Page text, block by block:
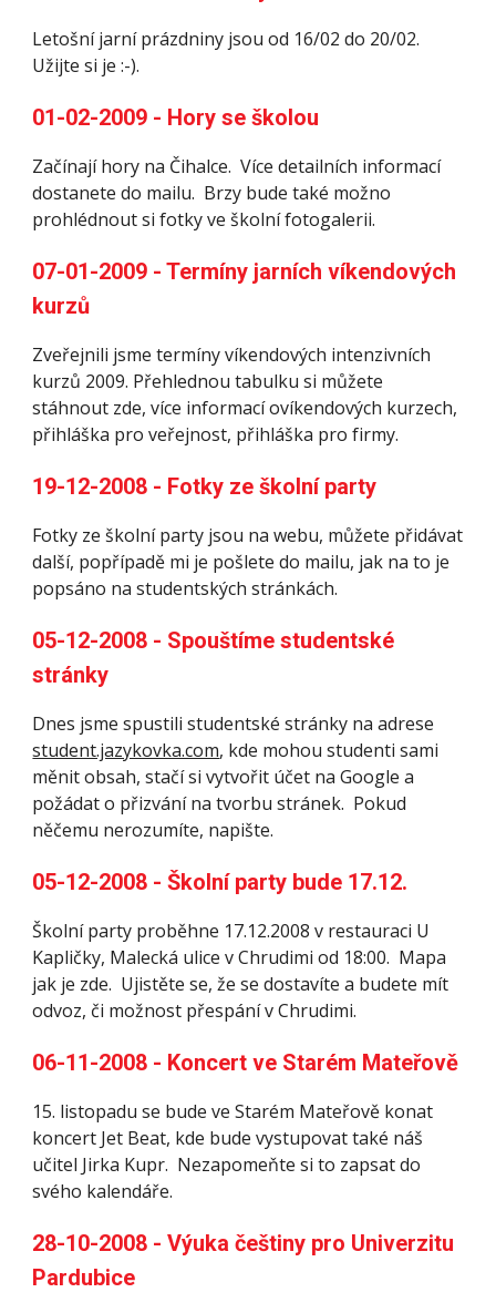
Letošní jarní prázdniny jsou od 16/02 do 20/02.
Užijte si je :-).
01-02-2009 - Hory se školou
Začínají hory na Čihalce.  Více detailních informací
dostanete do mailu.  Brzy bude také možno
prohlédnout si fotky ve školní fotogalerii.
07-01-2009 - Termíny jarních víkendových
kurzů
Zveřejnili jsme termíny víkendových intenzivních
kurzů 2009. Přehlednou tabulku si můžete
stáhnout zde, více informací ovíkendových kurzech,
přihláška pro veřejnost, přihláška pro firmy.
19-12-2008 - Fotky ze školní party
Fotky ze školní party jsou na webu, můžete přidávat
další, popřípadě mi je pošlete do mailu, jak na to je
popsáno na studentských stránkách.
05-12-2008 - Spouštíme studentské
stránky
student.jazykovka.com, kde mohou studenti sami
měnit obsah, stačí si vytvořit účet na Google a
požádat o přizvání na tvorbu stránek.  Pokud
něčemu nerozumíte, napište.
05-12-2008 - Školní party bude 17.12.
Školní party proběhne 17.12.2008 v restauraci U
Kapličky, Malecká ulice v Chrudimi od 18:00.  Mapa
jak je zde.  Ujistěte se, že se dostavíte a budete mít
odvoz, či možnost přespání v Chrudimi.
06-11-2008 - Koncert ve Starém Mateřově
15. listopadu se bude ve Starém Mateřově konat
koncert Jet Beat, kde bude vystupovat také náš
učitel Jirka Kupr.  Nezapomeňte si to zapsat do
svého kalendáře.
28-10-2008 - Výuka češtiny pro Univerzitu
Pardubice